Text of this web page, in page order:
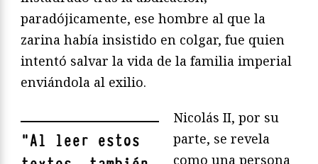
paradójicamente, ese hombre al que la
zarina había insistido en colgar, fue quien
intentó salvar la vida de la familia imperial
enviándola al exilio.
"Al leer estos
Nicolás II, por su
parte, se revela
como una persona